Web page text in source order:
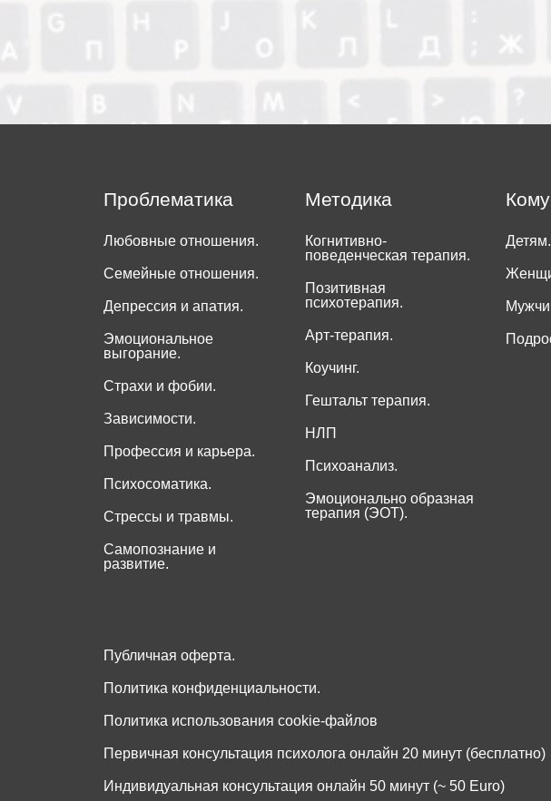
Проблематика
Любовные отношения.
Семейные отношения.
Депрессия и апатия.
Эмоциональное
выгорание.
Страхи и фобии.
Зависимости.
Профессия и карьера.
Психосоматика.
Стрессы и травмы.
Самопознание и
развитие.
Методика
Когнитивно-
поведенческая терапия.
Позитивная
психотерапия.
Арт-терапия.
Коучинг.
Гештальт терапия.
НЛП
Психоанализ.
Эмоционально образная
терапия (ЭОТ).
Детям.
Публичная оферта.
Политика конфиденциальности.
Политика использования cookie-файлов
Первичная консультация психолога онлайн 20 минут (бесплатно)
Индивидуальная консультация онлайн 50 минут (~ 50 Euro)